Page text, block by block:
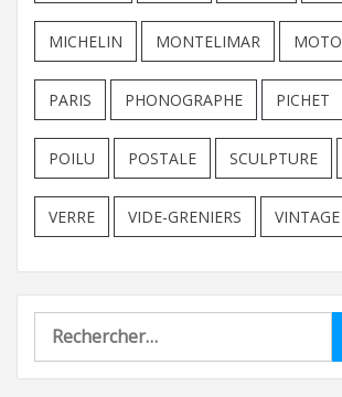
MICHELIN MONTELIMAR MOTO
PARIS PHONOGRAPHE PICHET
POILU POSTALE SCULPTURE
VERRE VIDE-GRENIERS VINTAGE
Rechercher :